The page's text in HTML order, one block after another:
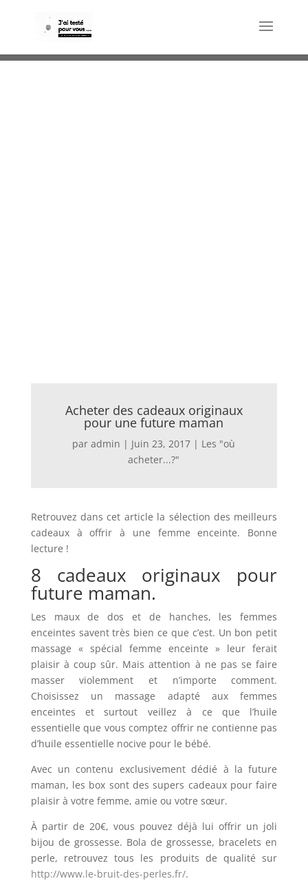
Acheter des cadeaux originaux
pour une future maman
paradmin | Juin 23, 2017 | Les "où
acheter...?"
Retrouvez dans cet article la sélection des meilleurs
cadeaux à offrir à une femme enceinte. Bonne
lecture !
8 cadeaux originaux pour
future maman.
Les maux de dos et de hanches, les femmes
enceintes savent très bien ce que c’est. Un bon petit
massage « spécial femme enceinte » leur ferait
plaisir à coup sûr. Mais attention à ne pas se faire
masser violemment et n’importe comment.
Choisissez un massage adapté aux femmes
enceintes et surtout veillez à ce que l’huile
essentielle que vous comptez offrir ne contienne pas
d’huile essentielle nocive pour le bébé.
Avec un contenu exclusivement dédié à la future
maman, les box sont des supers cadeaux pour faire
plaisir à votre femme, amie ou votre sœur.
À partir de 20€, vous pouvez déjà lui offrir un joli
bijou de grossesse. Bola de grossesse, bracelets en
perle, retrouvez tous les produits de qualité sur
http://www.le-bruit-des-perles.fr/.